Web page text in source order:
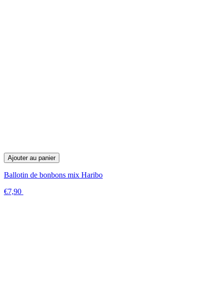
Ajouter au panier
Ballotin de bonbons mix Haribo
€7,90